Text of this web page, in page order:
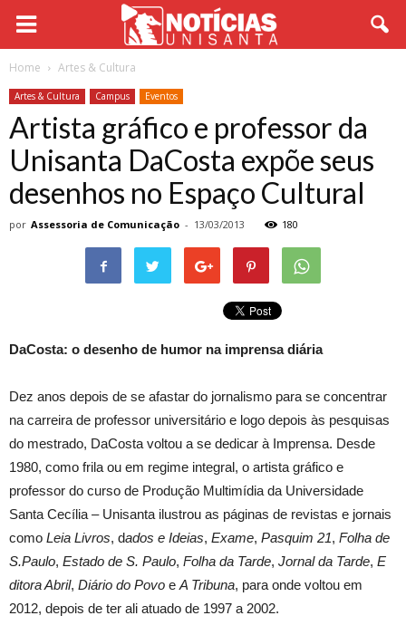
Home Artes & Cultura
Artes & Cultura Campus Eventos
Artista gráfico e professor da
Unisanta DaCosta expõe seus
desenhos no Espaço Cultural
por Assessoria de Comunicação - 13/03/2013 180
DaCosta: o desenho de humor na imprensa diária
Dez anos depois de se afastar do jornalismo para se concentrar
na carreira de professor universitário e logo depois às pesquisas
do mestrado, DaCosta voltou a se dedicar à Imprensa. Desde
1980, como frila ou em regime integral, o artista gráfico e
professor do curso de Produção Multimídia da Universidade
Santa Cecília – Unisanta ilustrou as páginas de revistas e jornais
como Leia Livros, dados e Ideias, Exame, Pasquim 21, Folha de
S.Paulo, Estado de S. Paulo, Folha da Tarde, Jornal da Tarde, E
ditora Abril, Diário do Povo e A Tribuna, para onde voltou em
2012, depois de ter ali atuado de 1997 a 2002.